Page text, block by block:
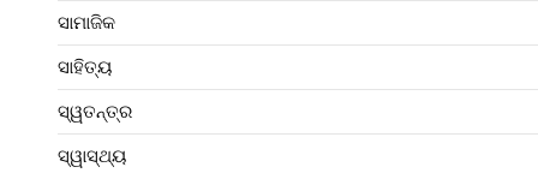
ସାମାଜିକ
ସାହିତ୍ୟ
ସ୍ୱତନ୍ତ୍ର
ସ୍ୱାସ୍ଥ୍ୟ